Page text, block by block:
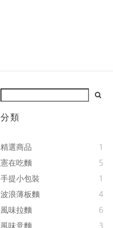
分類
精選商品
1
憲在吃麵
5
手提小包裝
1
波浪薄板麵
4
風味拉麵
6
風味意麵
3